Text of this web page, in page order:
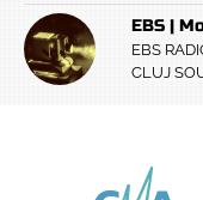
EBS |
EBS
CLUJ